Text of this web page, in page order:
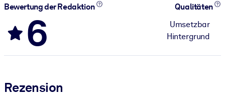
Bewertung der Redaktion
6
Qualitäten
Umsetzbar
Hintergrund
Rezension